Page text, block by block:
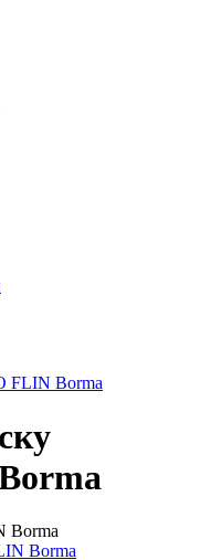
FLIN Borma
Borma